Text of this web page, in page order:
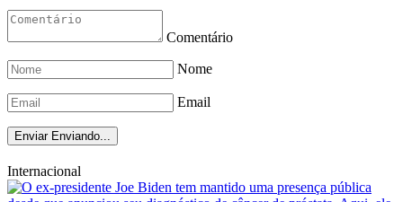
Comentário
Nome
Email
Enviar Enviando...
Internacional